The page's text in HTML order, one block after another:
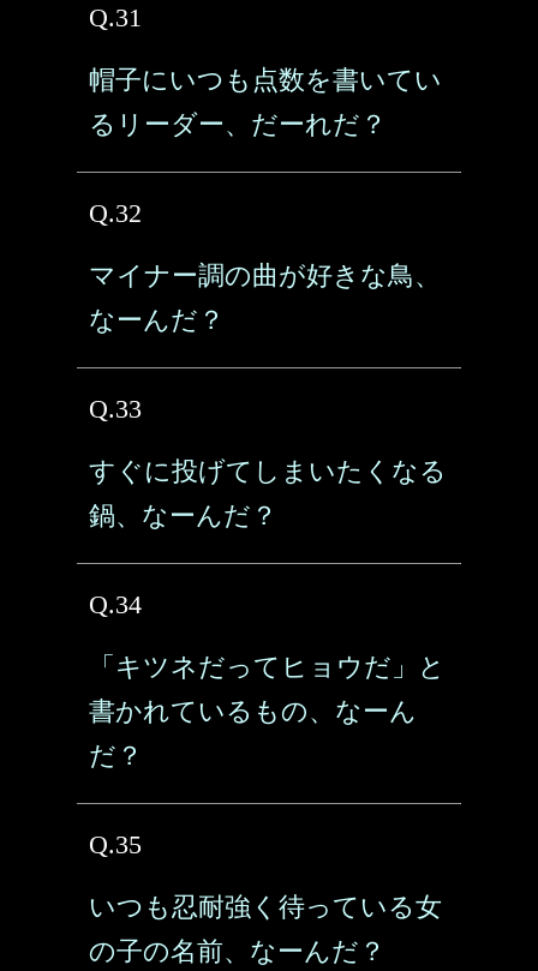
Q.31
帽子にいつも点数を書いてい
るリーダー、だーれだ？
Q.32
マイナー調の曲が好きな鳥、
なーんだ？
Q.33
すぐに投げてしまいたくなる
鍋、なーんだ？
Q.34
「キツネだってヒョウだ」と
書かれているもの、なーん
だ？
Q.35
いつも忍耐強く待っている女
の子の名前、なーんだ？